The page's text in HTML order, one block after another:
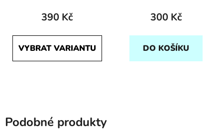
390 Kč
VYBRAT VARIANTU
300 Kč
DO KOŠÍKU
Podobné produkty